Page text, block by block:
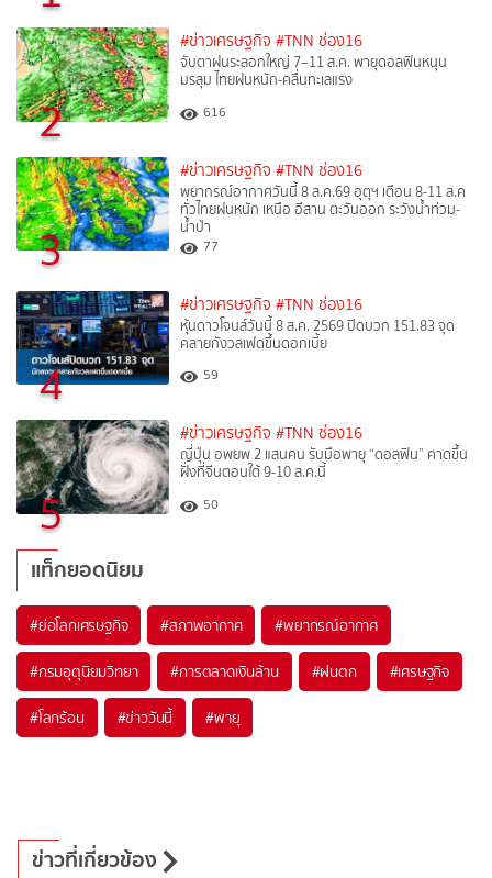
2
#ข่าวเศรษฐกิจ #TNN ช่อง16
จับตาฝนระลอกใหญ่ 7–11 ส.ค. พายุดอลฟินหนุน
มรสุม ไทยฝนหนัก-คลื่นทะเลแรง
616
3
#ข่าวเศรษฐกิจ #TNN ช่อง16
พยากรณ์อากาศวันนี้ 8 ส.ค.69 อุตุฯ เตือน 8-11 ส.ค
ทั่วไทยฝนหนัก เหนือ อีสาน ตะวันออก ระวังน้ำท่วม-
น้ำป่า
77
4
#ข่าวเศรษฐกิจ #TNN ช่อง16
หุ้นดาวโจนส์วันนี้ 8 ส.ค. 2569 ปิดบวก 151.83 จุด
คลายกังวลเฟดขึ้นดอกเบี้ย
59
5
#ข่าวเศรษฐกิจ #TNN ช่อง16
ญี่ปุ่น อพยพ 2 แสนคน รับมือพายุ “ดอลฟิน” คาดขึ้น
ฝั่งที่จีนตอนใต้ 9-10 ส.ค.นี้
50
แท็กยอดนิยม
#ย่อโลกเศรษฐกิจ #สภาพอากาศ #พยากรณ์อากาศ
#กรมอุตุนิยมวิทยา #การตลาดเงินล้าน #ฝนตก #เศรษฐกิจ
#โลกร้อน #ข่าววันนี้ #พายุ
ข่าวที่เกี่ยวข้อง